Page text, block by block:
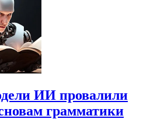
ИИ провалили
грамматики